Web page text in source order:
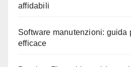
affidabili
Software manutenzioni: guida
efficace